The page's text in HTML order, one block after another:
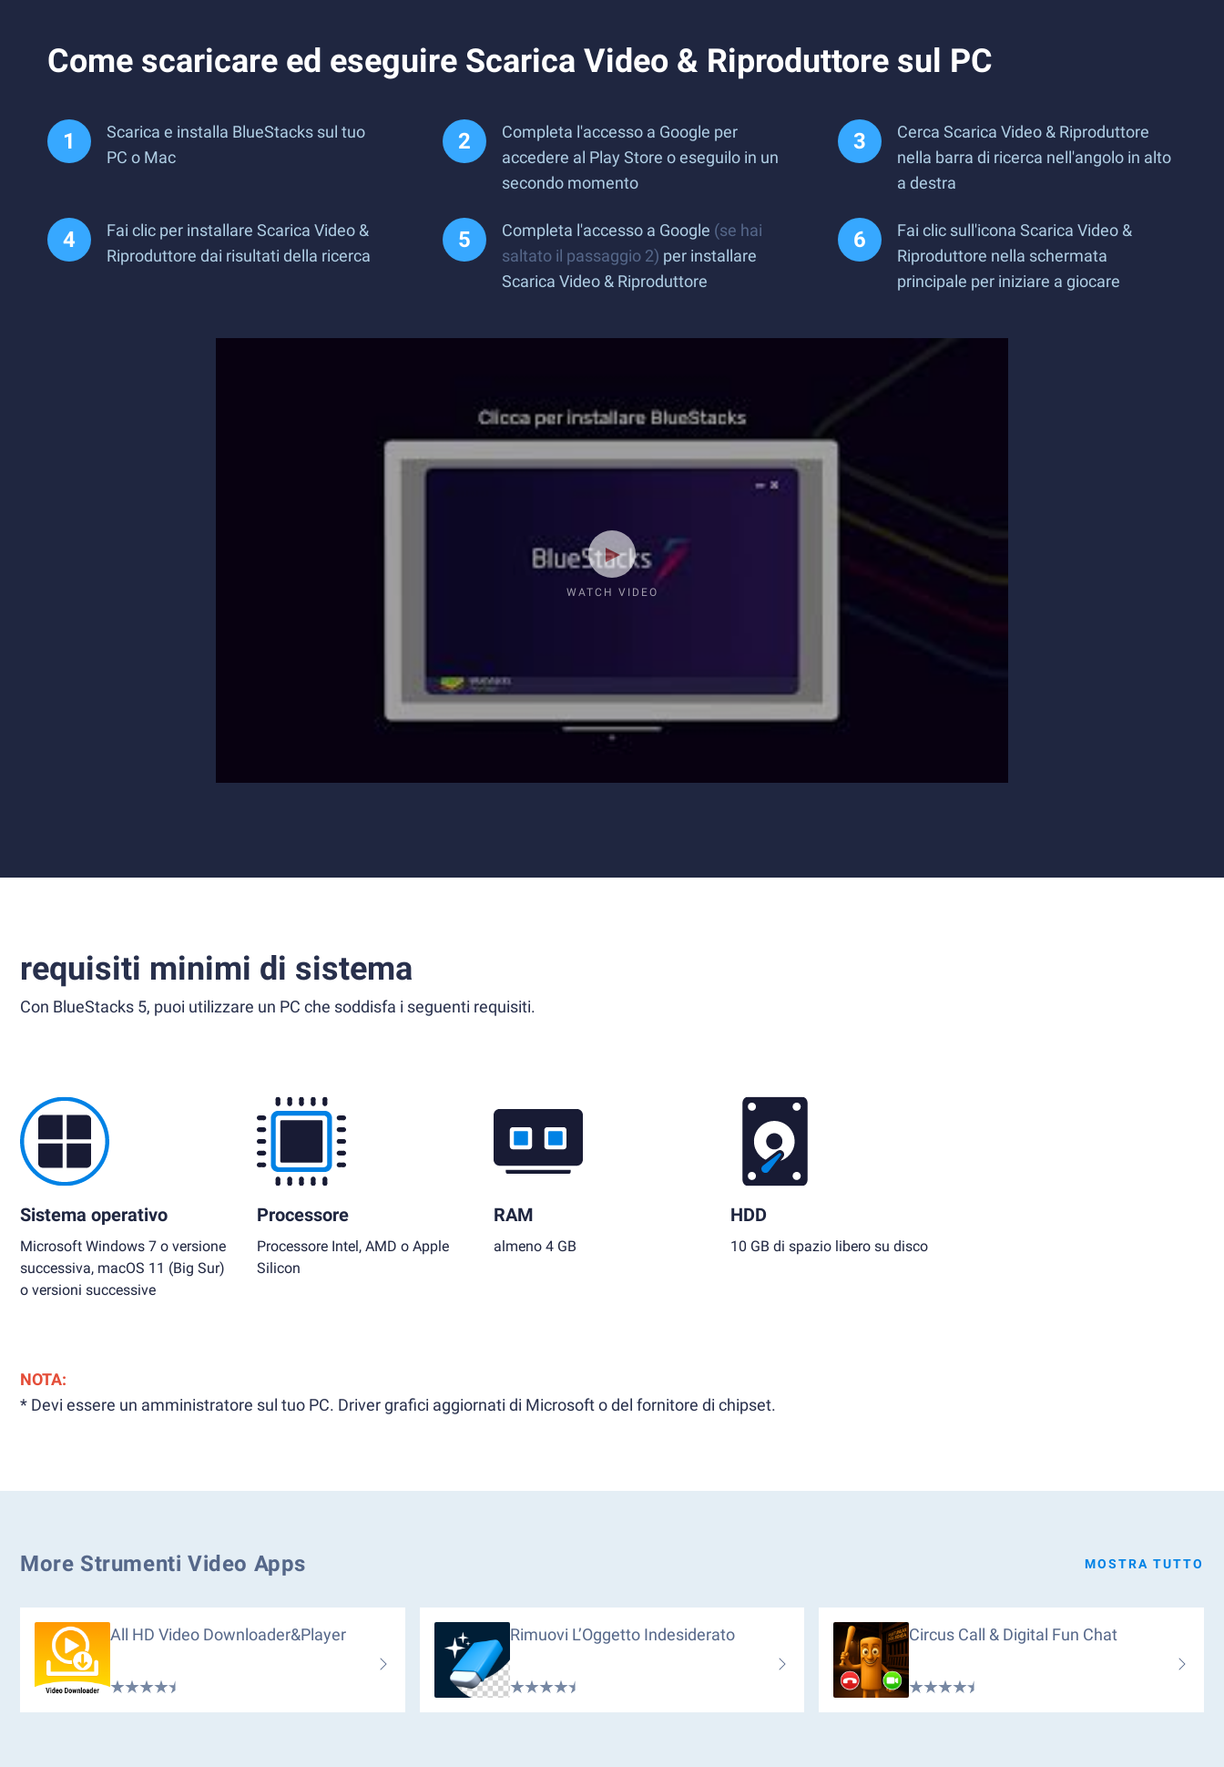
Come scaricare ed eseguire Scarica Video & Riproduttore sul PC
Scarica e installa BlueStacks sul tuo
PC o Mac
Completa l'accesso a Google per
accedere al Play Store o eseguilo in un
secondo momento
Cerca Scarica Video & Riproduttore
nella barra di ricerca nell'angolo in alto
a destra
Fai clic per installare Scarica Video &
Riproduttore dai risultati della ricerca
Completa l'accesso a Google (se hai
saltato il passaggio 2) per installare
Scarica Video & Riproduttore
Fai clic sull'icona Scarica Video &
Riproduttore nella schermata
principale per iniziare a giocare
WATCH VIDEO
requisiti minimi di sistema
Con BlueStacks 5, puoi utilizzare un PC che soddisfa i seguenti requisiti.
Sistema operativo
Microsoft Windows 7 o versione
successiva, macOS 11 (Big Sur)
o versioni successive
Processore
Processore Intel, AMD o Apple
Silicon
RAM
almeno 4 GB
HDD
10 GB di spazio libero su disco
NOTA:
* Devi essere un amministratore sul tuo PC. Driver grafici aggiornati di Microsoft o del fornitore di chipset.
More Strumenti Video Apps MOSTRA TUTTO
All HD Video Downloader&Player Rimuovi L’Oggetto Indesiderato Circus Call & Digital Fun Chat